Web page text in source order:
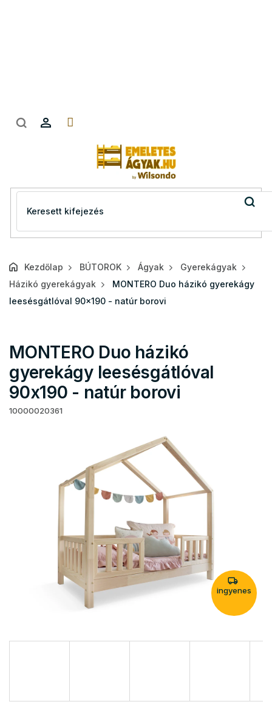
Kezdőlap BÚTOROK Ágyak
Gyerekágyak
Házikó gyerekágyak
MONTERO Duo házikó gyerekágy
leesésgátlóval 90x190 - natúr borovi
MONTERO Duo házikó
gyerekágy leesésgátlóval
90x190 - natúr borovi
10000020361
ingyenes